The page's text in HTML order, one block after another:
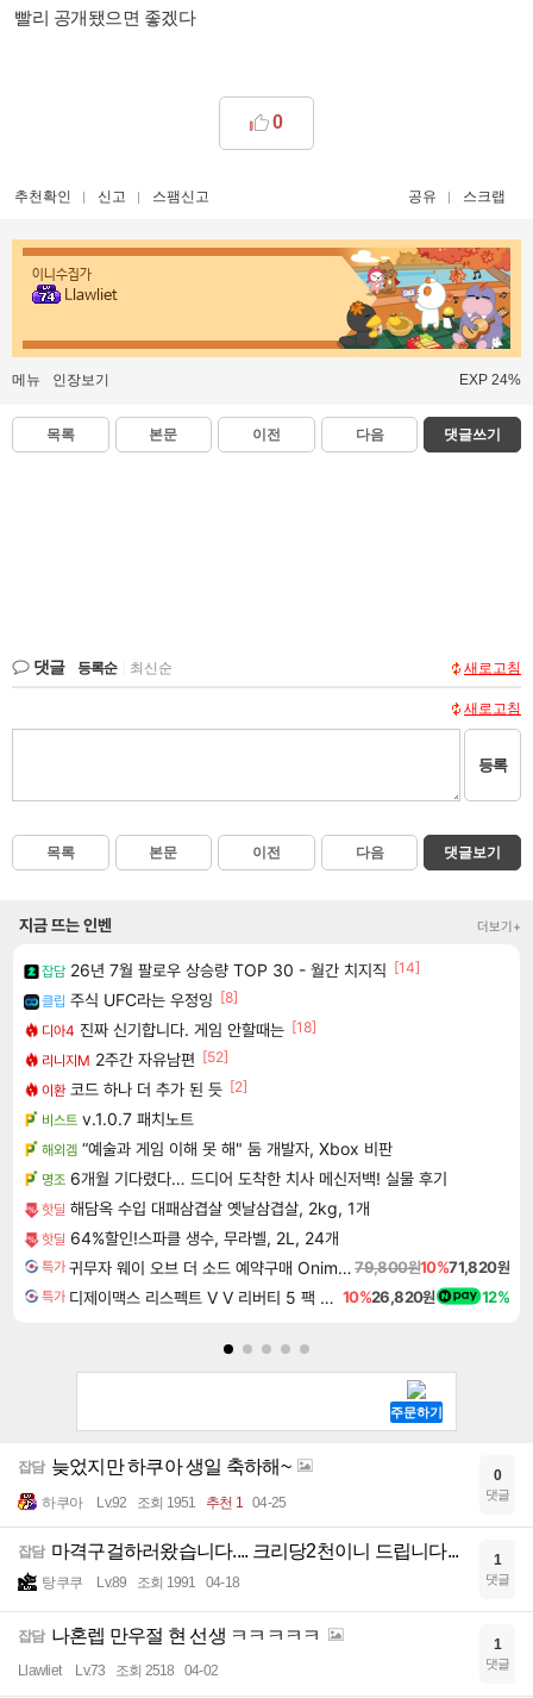
빨리 공개됐으면 좋겠다
0
추천확인 신고 스팸신고 공유 스크랩
이니수집가
Llawliet
메뉴 인장보기 EXP 24%
목록 본문 이전 다음 댓글쓰기
댓글 등록순 최신순 새로고침
새로고침
등록
목록 본문 이전 다음 댓글보기
지금 뜨는 인벤 더보기+
잡담 26년 7월 팔로우 상승량 TOP 30 - 월간 치지직 [14]
클립 주식 UFC라는 우정잉 [8]
디아4 진짜 신기합니다. 게임 안할때는 [18]
리니지M 2주간 자유남편 [52]
이환 코드 하나 더 추가 된 듯 [2]
비스트 v.1.0.7 패치노트
해외겜 “예술과 게임 이해 못 해" 둠 개발자, Xbox 비판
명조 6개월 기다렸다… 드디어 도착한 치사 메신저백! 실물 후기
핫딜 해담옥 수입 대패삼겹살 옛날삼겹살, 2kg, 1개
핫딜 64%할인!스파클 생수, 무라벨, 2L, 24개
특가 귀무자 웨이 오브 더 소드 예약구매 Onimusha Way of the Sword79,800원10%71,820원
특가 디제이맥스 리스펙트 V V 리버티 5 팩 DJMAX RESPECT V V Liberty 5 Pack DLC 10%26,820원 12%
잡담 늦었지만 하쿠아 생일 축하해~
하쿠아 Lv.92 조회 1951 추천 1 04-25
0
댓글
잡담 마격구걸하러왔습니다.... 크리당2천이니 드립니다...
탕쿠쿠 Lv.89 조회 1991 04-18
1
댓글
잡담 나혼렙 만우절 현 선생 ㅋㅋㅋㅋㅋ
Llawliet Lv.73 조회 2518 04-02
1
댓글